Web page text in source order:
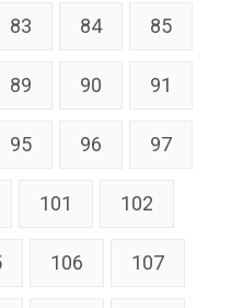
83 84 85
89 90 91
95 96 97
101 102
106 107